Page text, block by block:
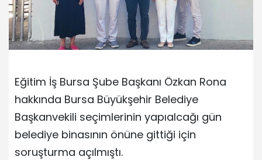
Eğitim İş Bursa Şube Başkanı Özkan Rona
hakkında Bursa Büyükşehir Belediye
Başkanvekili seçimlerinin yapıalcağı gün
belediye binasının önüne gittiği için
soruşturma açılmıştı.